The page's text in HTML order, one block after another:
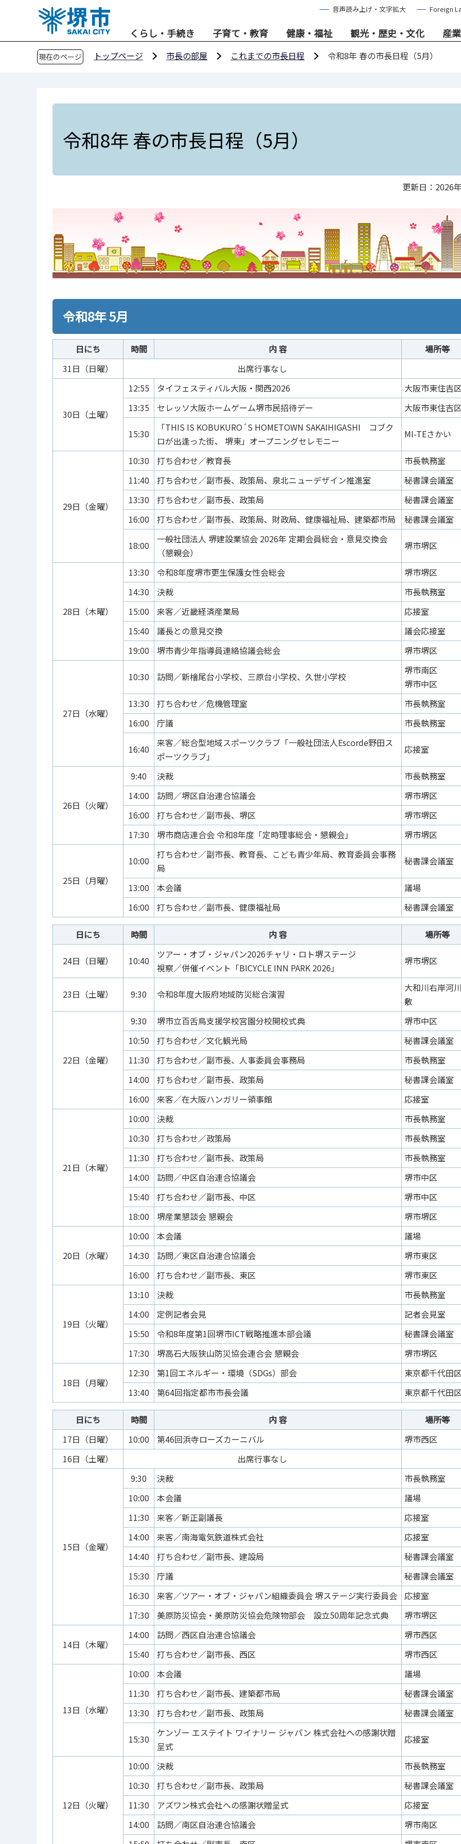
音声読み上げ・文字拡大 Foreign
くらし・手続き 子育て・教育 健康・福祉 観光・歴史・文化 産
現在のページ トップページ 市長の部屋 これまでの市長日程 令和8年 春の市長日程（5月）
令和8年 春の市長日程（5月）
更新日：2026
令和8年 5月
日にち 時間 内 容
場所等
31日（日曜）
出席行事なし
30日（土曜）
12:55 タイフェスティバル大阪・関西2026
大阪市東住吉
13:35
セレッソ大阪ホームゲーム堺市民招待デー 大阪市東住吉
15:30
「THIS IS KOBUKURO´S HOMETOWN SAKAIHIGASHI コブク
ロが出逢った街、 堺東」オープニングセレモニー
MI-TEさかい
29日（金曜）
10:30 打ち合わせ／教育長
市長執務室
11:40
打ち合わせ／副市長、政策局、泉北ニューデザイン推進室
秘書課会議室
13:30
打ち合わせ／副市長、政策局
秘書課会議室
16:00
打ち合わせ／副市長、政策局、財政局、健康福祉局、建築都市局 秘書課会議室
18:00
一般社団法人 堺建設業協会 2026年 定期会員総会・意見交換会
（懇親会）
堺市堺区
28日（木曜）
13:30 令和8年度堺市更生保護女性会総会
堺市堺区
14:30
決裁
市長執務室
15:00
来客／近畿経済産業局
応接室
15:40
議長との意見交換
議会応接室
19:00
堺市青少年指導員連絡協議会総会 堺市堺区
27日（水曜）
10:30 訪問／新檜尾台小学校、三原台小学校、久世小学校
堺市南区
堺市中区
13:30
打ち合わせ／危機管理室
市長執務室
16:00
庁議 市長執務室
16:40
来客／総合型地域スポーツクラブ「一般社団法人Escorde野田ス
ポーツクラブ」
応接室
26日（火曜）
9:40 決裁
市長執務室
14:00
訪問／堺区自治連合協議会
堺市堺区
16:00
打ち合わせ／副市長、堺区
堺市堺区
17:30
堺市商店連合会 令和8年度「定時理事総会・懇親会」 堺市堺区
25日（月曜）
10:00
打ち合わせ／副市長、教育長、こども青少年局、教育委員会事務
局
秘書課会議室
13:00 本会議
議場
16:00
打ち合わせ／副市長、健康福祉局 秘書課会議室
日にち 時間 内 容 場所等
24日（日曜） 10:40
ツアー・オブ・ジャパン2026チャリ・ロト堺ステージ
視察／併催イベント「BICYCLE INN PARK 2026」
堺市堺区
23日（土曜） 9:30 令和8年度大阪府地域防災総合演習
大和川右岸河
敷
22日（金曜）
9:30 堺市立百舌鳥支援学校宮園分校開校式典
堺市中区
10:50
打ち合わせ／文化観光局
秘書課会議室
11:30
打ち合わせ／副市長、人事委員会事務局
市長執務室
14:00
打ち合わせ／副市長、政策局
秘書課会議室
16:00
来客／在大阪ハンガリー領事館 応接室
21日（木曜）
10:00 決裁
市長執務室
10:30
打ち合わせ／政策局
市長執務室
11:30
打ち合わせ／副市長、政策局
市長執務室
14:00
訪問／中区自治連合協議会
堺市中区
15:40
打ち合わせ／副市長、中区
堺市中区
18:00
堺産業懇談会 懇親会 堺市堺区
20日（水曜）
10:00 本会議
議場
14:30
訪問／東区自治連合協議会
堺市東区
16:00
打ち合わせ／副市長、東区 堺市東区
19日（火曜）
13:10 決裁
市長執務室
14:00
定例記者会見
記者会見室
15:50
令和8年度第1回堺市ICT戦略推進本部会議
秘書課会議室
17:30
堺高石大阪狭山防災協会連合会 懇親会 堺市堺区
18日（月曜）
12:30 第1回エネルギー・環境（SDGs）部会
東京都千代田
13:40
第64回指定都市市長会議 東京都千代田
日にち 時間 内 容
場所等
17日（日曜）
10:00 第46回浜寺ローズカーニバル
堺市西区
16日（土曜）
出席行事なし
15日（金曜）
9:30 決裁
市長執務室
10:00
本会議
議場
11:30
来客／新正副議長
応接室
14:00
来客／南海電気鉄道株式会社
応接室
14:40
打ち合わせ／副市長、建設局
秘書課会議室
15:30
庁議
秘書課会議室
16:30
来客／ツアー・オブ・ジャパン組織委員会 堺ステージ実行委員会
応接室
17:30
美原防災協会・美原防災協会危険物部会 設立50周年記念式典 堺市堺区
14日（木曜）
14:00 訪問／西区自治連合協議会
堺市西区
15:40
打ち合わせ／副市長、西区 堺市西区
13日（水曜）
10:00 本会議
議場
11:30
打ち合わせ／副市長、建築都市局
秘書課会議室
13:30
打ち合わせ／副市長、政策局 秘書課会議室
15:30
ケンゾー エステイト ワイナリー ジャパン 株式会社への感謝状贈
呈式
応接室
12日（火曜）
10:00 決裁
市長執務室
10:30
打ち合わせ／副市長、政策局
秘書課会議室
11:30
アズワン株式会社への感謝状贈呈式
応接室
14:00
訪問／南区自治連合協議会
堺市南区